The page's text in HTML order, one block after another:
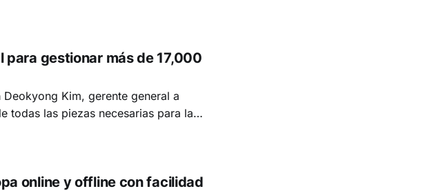
para gestionar más de 17,000
Kim, gerente general a
todas las piezas necesarias para las
de Guardians Aviation.
online y offline con facilidad